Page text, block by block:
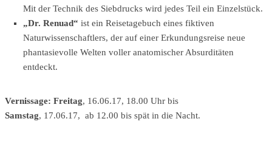
Mit der Technik des Siebdrucks wird jedes Teil ein Einzelstück.
„Dr. Renuad“ ist ein Reisetagebuch eines fiktiven
Naturwissenschaftlers, der auf einer Erkundungsreise neue
phantasievolle Welten voller anatomischer Absurditäten
entdeckt.
Vernissage: Freitag, 16.06.17, 18.00 Uhr bis
Samstag, 17.06.17, ab 12.00 bis spät in die Nacht.